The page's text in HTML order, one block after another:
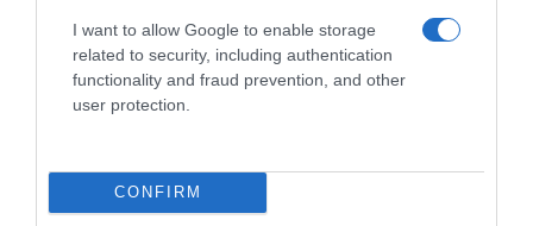
I want to allow Google to enable storage
related to security, including authentication
functionality and fraud prevention, and other
user protection.
CONFIRM
Nammos μαζί με Zoe Saldaña και Omar Epps
Ρένα Δούρου: Θολή συμφωνία που αφήνει ανοικτά
ερωτήματα σχετικά με τα κυριαρχικά δικαιώματα της
Ο Μιλάν Βιτάλις στην ΑΕΚ μέχρι το 2030! Ο νέος
ηγέτης;